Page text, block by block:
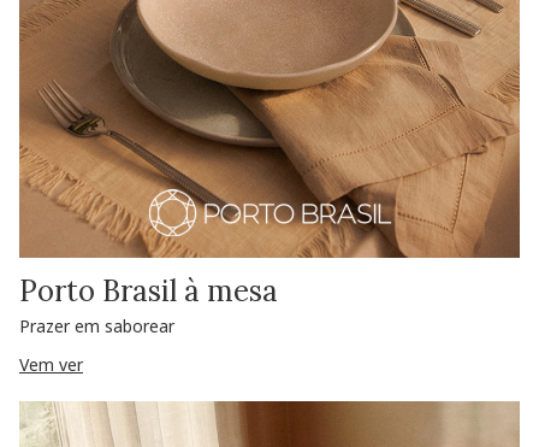
Porto Brasil à mesa
Prazer em saborear
Vem ver